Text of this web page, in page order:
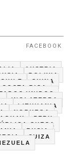
FACEBOOK
AUSTRIA
BOLIVIA
CHILE
CHINA
COSTA RICA
UNIDOS
INGLATERRA
LITHUANIA
NORUEGA
PERU
CHECA
RUSIA
SUIZA